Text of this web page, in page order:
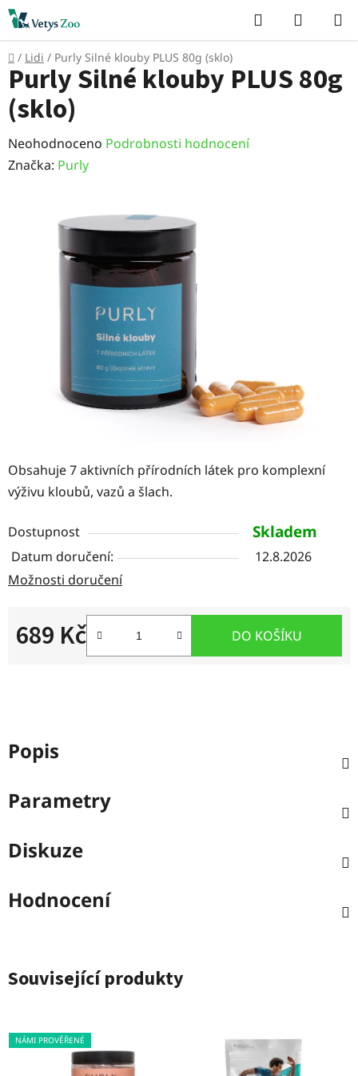
Přejít
na
obsah
Hledat
KOŠÍK
Domů
/ Lidi / Purly Silné klouby PLUS 80g (sklo)
Obsahuje 7 aktivních přírodních látek pro komplexní
výživu kloubů, vazů a šlach.
Dostupnost Skladem
12.8.2026
Možnosti doručení
689 Kč
Měrná cena:
DO KOŠÍKU
Purly Silné klouby PLUS 80g
(sklo)
Průměrné
hodnocení
Neohodnoceno Podrobnosti hodnocení
Značka: Purly
Popis
Parametry
Diskuze
Hodnocení
Související produkty
NÁMI PROVĚŘENÉ